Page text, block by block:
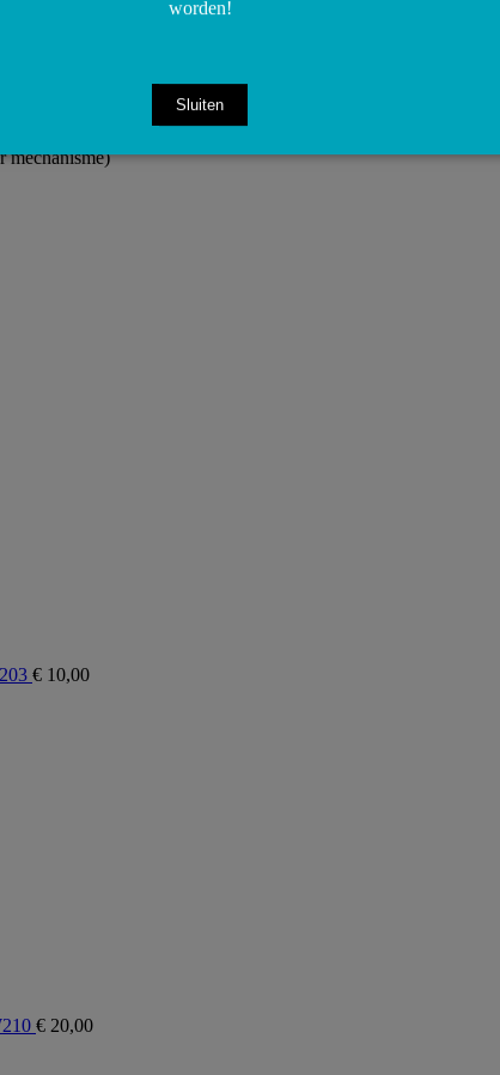
mechanisme)
€ 10,00
€ 20,00
worden!
Sluiten